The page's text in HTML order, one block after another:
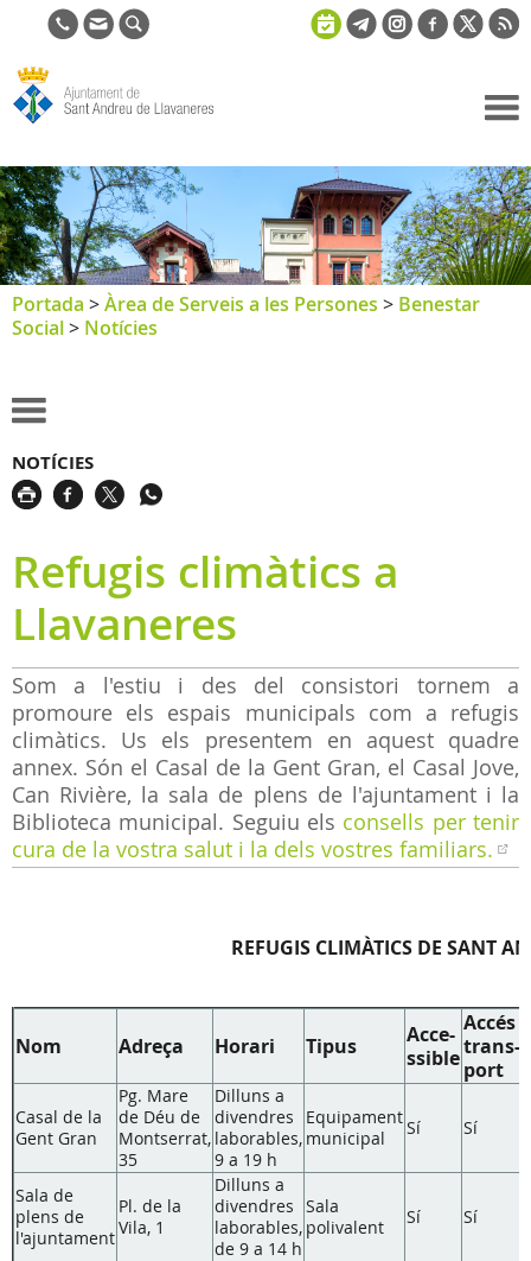
de Sant
Andreu de
Llavaneres
Portada >Àrea de Serveis a les Persones > Benestar
Social> Notícies
NOTÍCIES
Refugis climàtics a
Llavaneres
Som a l'estiu i des del consistori tornem a
promoure els espais municipals com a refugis
climàtics. Us els presentem en aquest quadre
annex. Són el Casal de la Gent Gran, el Casal Jove,
Can Rivière, la sala de plens de l'ajuntament i la
Biblioteca municipal. Seguiu els consells per tenir
cura de la vostra salut i la dels vostres familiars.
REFUGIS CLIMÀTICS DE SANT
Nom Adreça Horari Tipus
Acce-
ssible
Accés
trans-
port
Casal de la
Gent Gran
Pg. Mare
de Déu de
Montserrat,
35
Dilluns a
divendres
laborables,
9 a 19 h
Equipament
municipal
Sí Sí
Sala de
plens de
l'ajuntament
Pl. de la
Vila, 1
Dilluns a
divendres
laborables,
de 9 a 14 h
Sala
polivalent
Sí Sí